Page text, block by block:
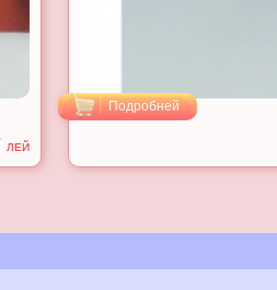
ЛЕЙ
Подробней